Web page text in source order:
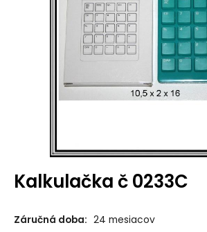
Kalkulačka č 0233C
Záručná doba: 24 mesiacov